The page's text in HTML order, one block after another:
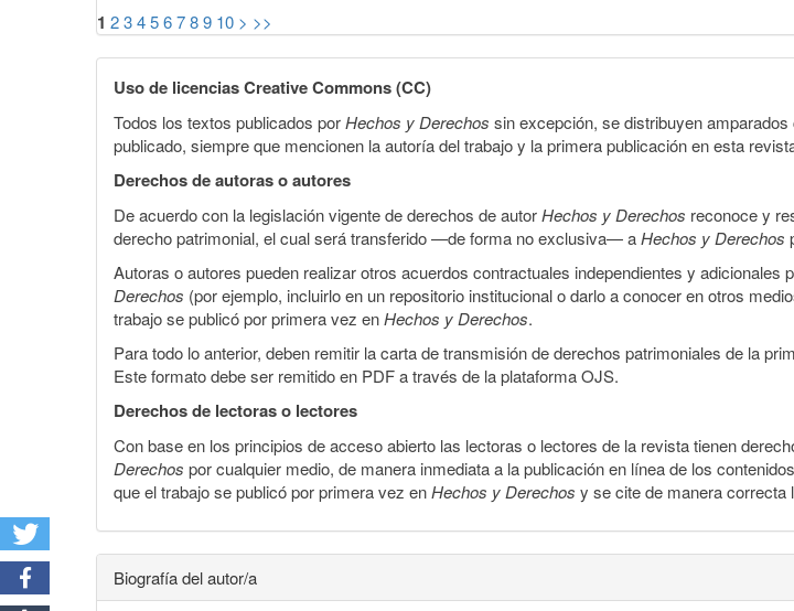
1 23456789 10 > >>
Uso de licencias Creative Commons (CC)
Todos los textos publicados porHechos y Derechos sin excepción, se distribuyen
publicado, siempre que mencionen la autoría del trabajo y la primera publicación en esta
Derechos de autoras o autores
De acuerdo con la legislación vigente de derechos de autorHechos y Derechos reconoce y
derecho patrimonial, el cual será transferido —de forma no exclusiva— aHechos y Derechos
Autoras o autores pueden realizar otros acuerdos contractuales independientes y
Derechos (por ejemplo, incluirlo en un repositorio institucional o darlo a conocer en otros
trabajo se publicó por primera vez enHechos y Derechos.
Para todo lo anterior, deben remitir la carta de transmisión de derechos patrimoniales de la
Este formato debe ser remitido en PDF a través de la plataforma OJS.
Derechos de lectoras o lectores
Con base en los principios de acceso abierto las lectoras o lectores de la revista tienen
Derechos por cualquier medio, de manera inmediata a la publicación en línea de los
que el trabajo se publicó por primera vez enHechos y Derechos y se cite de manera correcta
Biografía del autor/a